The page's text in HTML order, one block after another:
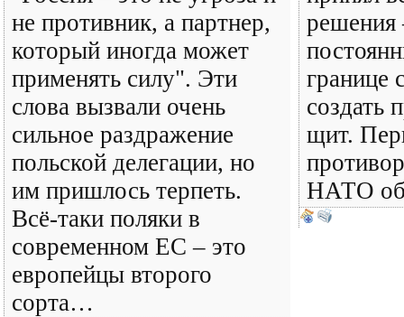
не противник, а партнер,
который иногда может
применять силу". Эти
слова вызвали очень
сильное раздражение
польской делегации, но
им пришлось терпеть.
Всё-таки поляки в
современном ЕС – это
европейцы второго
сорта…
решения
границе
создать
щит.
НАТО